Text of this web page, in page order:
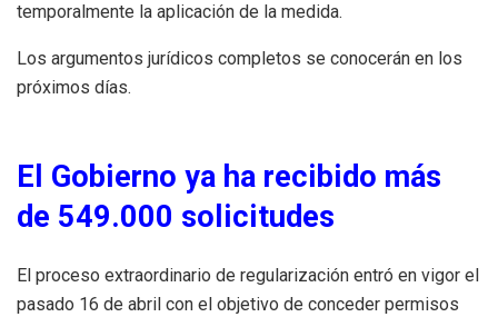
temporalmente la aplicación de la medida.
Los argumentos jurídicos completos se conocerán en los
próximos días.
El Gobierno ya ha recibido más
de 549.000 solicitudes
El proceso extraordinario de regularización entró en vigor el
pasado 16 de abril con el objetivo de conceder permisos